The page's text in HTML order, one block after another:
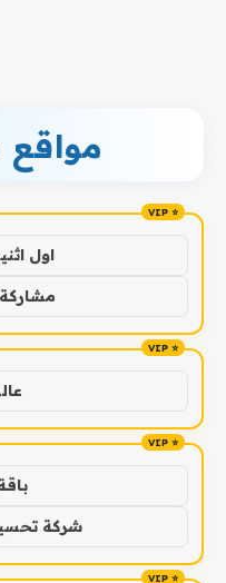
اول
شركة